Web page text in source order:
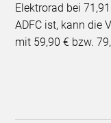
Elektrorad bei
ADFC ist, kann die
mit 59,90 € bzw.